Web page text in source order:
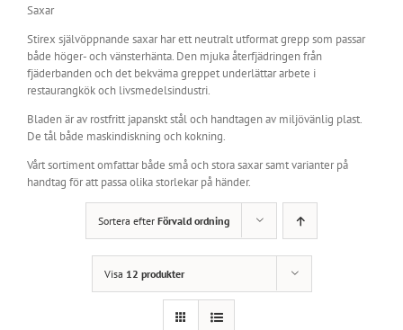
Saxar
Stirex självöppnande saxar har ett neutralt utformat grepp som passar
både höger- och vänsterhänta. Den mjuka återfjädringen från
fjäderbanden och det bekväma greppet underlättar arbete i
restaurangkök och livsmedelsindustri.
Bladen är av rostfritt japanskt stål och handtagen av miljövänlig plast.
De tål både maskindiskning och kokning.
Vårt sortiment omfattar både små och stora saxar samt varianter på
handtag för att passa olika storlekar på händer.
Sortera efter Förvald ordning
Visa 12 produkter